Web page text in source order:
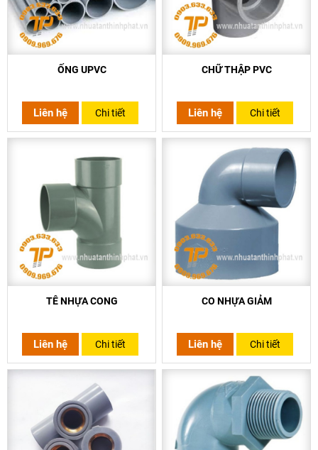
ỐNG UPVC
Liên hệ Chi tiết
CHỮ THẬP PVC
Liên hệ Chi tiết
TÊ NHỰA CONG
Liên hệ Chi tiết
CO NHỰA GIẢM
Liên hệ Chi tiết